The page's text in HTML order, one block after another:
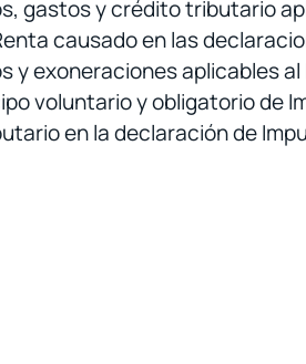
gastos y crédito tributario
causado en las
y exoneraciones aplicables
voluntario y obligatorio de
en la declaración de